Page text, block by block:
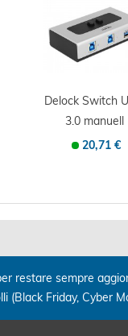
Delock Switch
3.0 manuell
bidirektional -...
20,71 €
restare sempre
(Black Friday, Cyber